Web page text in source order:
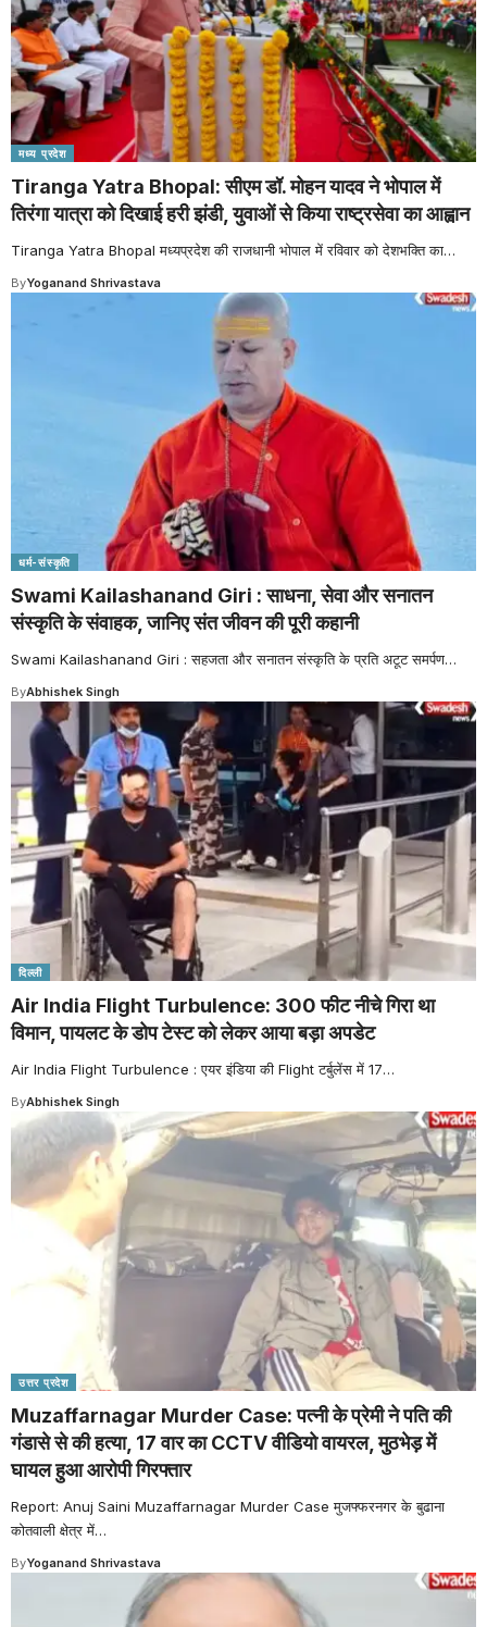
मध्य प्रदेश
Tiranga Yatra Bhopal: सीएम डॉ. मोहन यादव ने भोपाल में
तिरंगा यात्रा को दिखाई हरी झंडी, युवाओं से किया राष्ट्रसेवा का आह्वान
Tiranga Yatra Bhopal मध्यप्रदेश की राजधानी भोपाल में रविवार को देशभक्ति का…
ByYoganand Shrivastava
धर्म-संस्कृति
Swami Kailashanand Giri : साधना, सेवा और सनातन
संस्कृति के संवाहक, जानिए संत जीवन की पूरी कहानी
Swami Kailashanand Giri : सहजता और सनातन संस्कृति के प्रति अटूट समर्पण…
ByAbhishek Singh
दिल्ली
Air India Flight Turbulence: 300 फीट नीचे गिरा था
विमान, पायलट के डोप टेस्ट को लेकर आया बड़ा अपडेट
Air India Flight Turbulence : एयर इंडिया की Flight टर्बुलेंस में 17…
ByAbhishek Singh
उत्तर प्रदेश
Muzaffarnagar Murder Case: पत्नी के प्रेमी ने पति की
गंडासे से की हत्या, 17 वार का CCTV वीडियो वायरल, मुठभेड़ में
घायल हुआ आरोपी गिरफ्तार
Report: Anuj Saini Muzaffarnagar Murder Case मुजफ्फरनगर के बुढाना
कोतवाली क्षेत्र में…
ByYoganand Shrivastava